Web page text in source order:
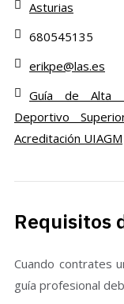
Asturias
680545135
erikpe@las.es
Guía de Alta
Deportivo
Acreditación UIAGM
Requisitos
Cuando contrates
guía profesional